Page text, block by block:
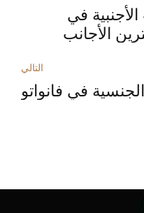
في
الأجانب
التالي
في فانواتو